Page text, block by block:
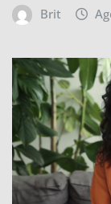
Brit